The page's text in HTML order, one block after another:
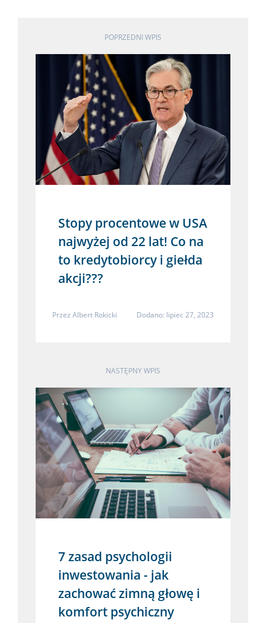
POPRZEDNI WPIS
Stopy procentowe w USA
najwyżej od 22 lat! Co na
to kredytobiorcy i giełda
akcji???
Przez Albert Rokicki Dodano: lipiec 27, 2023
NASTĘPNY WPIS
7 zasad psychologii
inwestowania - jak
zachować zimną głowę i
komfort psychiczny